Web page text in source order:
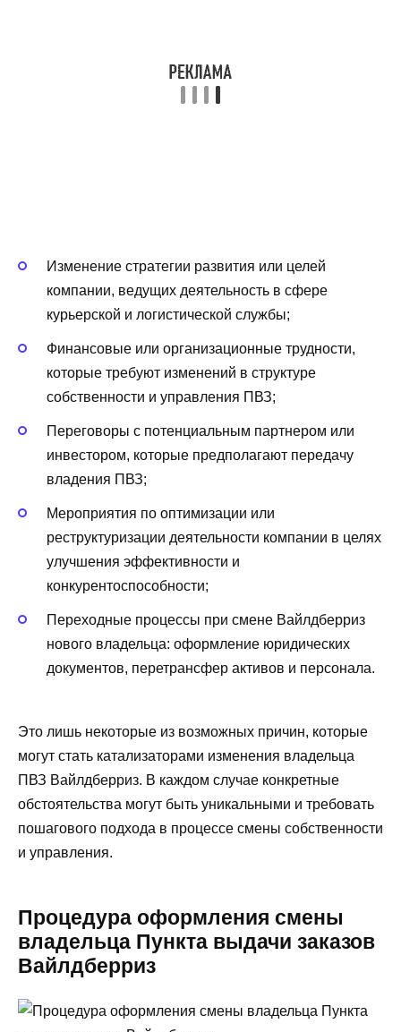
Изменение стратегии развития или целей
компании, ведущих деятельность в сфере
курьерской и логистической службы;
Финансовые или организационные трудности,
которые требуют изменений в структуре
собственности и управления ПВЗ;
Переговоры с потенциальным партнером или
инвестором, которые предполагают передачу
владения ПВЗ;
Мероприятия по оптимизации или
реструктуризации деятельности компании в целях
улучшения эффективности и
конкурентоспособности;
Переходные процессы при смене Вайлдберриз
нового владельца: оформление юридических
документов, перетрансфер активов и персонала.
Это лишь некоторые из возможных причин, которые
могут стать катализаторами изменения владельца
ПВЗ Вайлдберриз. В каждом случае конкретные
обстоятельства могут быть уникальными и требовать
пошагового подхода в процессе смены собственности
и управления.
Процедура оформления смены
владельца Пункта выдачи заказов
Вайлдберриз